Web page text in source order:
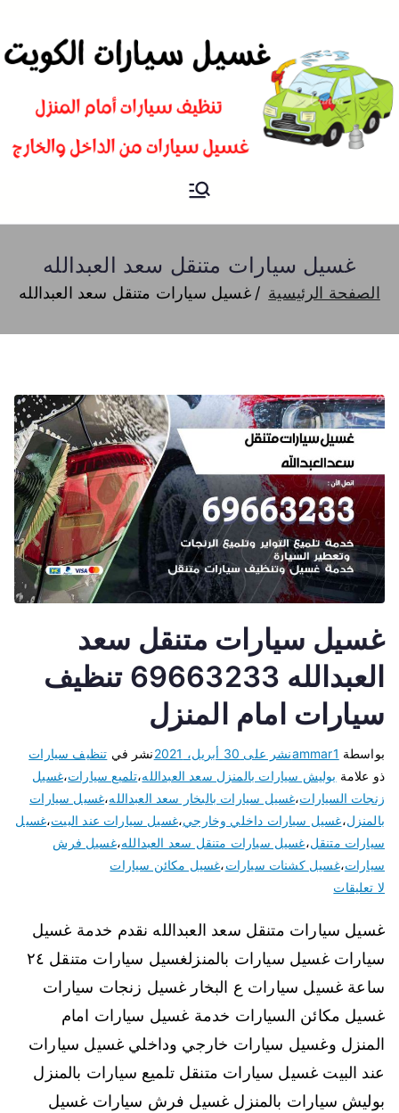
سيارات
شركة تنظيف سيارات و تلميع و
غسيل سيارات متنقل سعد العبدالله
الصفحة الرئيسية غسيل سيارات متنقل سعد العبدالله
غسيل سيارات متنقل سعد
العبدالله 69663233 تنظيف
سيارات امام المنزل
بواسطة ammar1نشر على 30 أبريل، 2021 نشر في تنظيف سيارات
ذو علامة بوليش سيارات بالمنزل سعد العبدالله،تلميع سيارات،غسيل
زنجات السيارات،غسيل سيارات بالبخار سعد العبدالله،غسيل سيارات
بالمنزل،غسيل سيارات داخلي وخارجي،غسيل سيارات عند البيت،غسيل
سيارات متنقل،غسيل سيارات متنقل سعد العبدالله،غسيل فرش
سيارات،غسيل كشنات سيارات،غسيل مكائن سيارات
لا تعليقات
غسيل سيارات متنقل سعد العبدالله نقدم خدمة غسيل
سيارات غسيل سيارات بالمنزلغسيل سيارات متنقل ٢٤
ساعة غسيل سيارات ع البخار غسيل زنجات سيارات
غسيل مكائن السيارات خدمة غسيل سيارات امام
المنزل وغسيل سيارات خارجي وداخلي غسيل سيارات
عند البيت غسيل سيارات متنقل تلميع سيارات بالمنزل
بوليش سيارات بالمنزل غسيل فرش سيارات غسيل